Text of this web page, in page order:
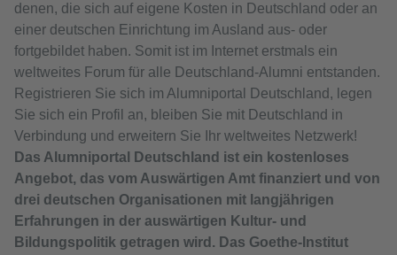
denen, die sich auf eigene Kosten in Deutschland oder an
einer deutschen Einrichtung im Ausland aus- oder
fortgebildet haben. Somit ist im Internet erstmals ein
weltweites Forum für alle Deutschland-Alumni entstanden.
Registrieren Sie sich im Alumniportal Deutschland, legen
Sie sich ein Profil an, bleiben Sie mit Deutschland in
Verbindung und erweitern Sie Ihr weltweites Netzwerk!
Das Alumniportal Deutschland ist ein kostenloses
Angebot, das vom Auswärtigen Amt finanziert und von
drei deutschen Organisationen mit langjährigen
Erfahrungen in der auswärtigen Kultur- und
Bildungspolitik getragen wird. Das Goethe-Institut